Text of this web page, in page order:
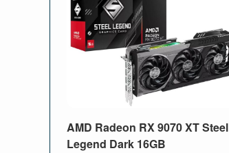
AMD Radeon RX 9070 XT Steel
Legend Dark 16GB